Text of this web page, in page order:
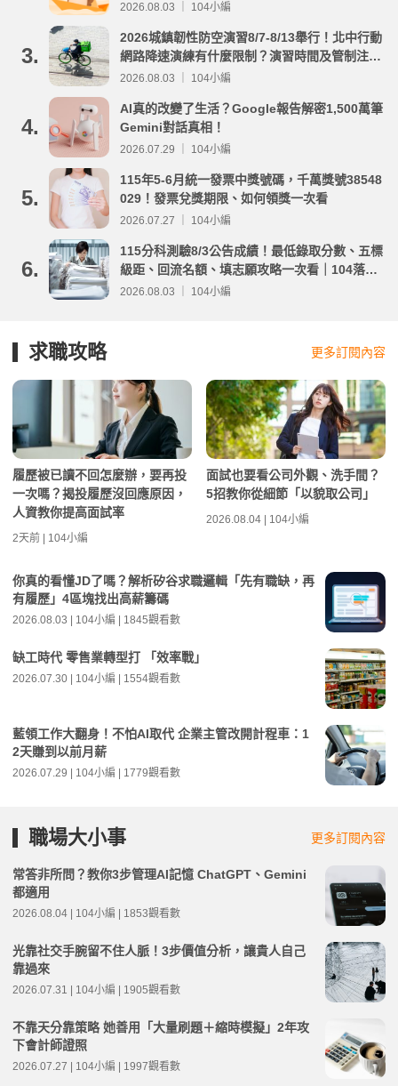
2026.08.03 ｜ 104小編
3.
2026城鎮韌性防空演習8/7-8/13舉行！北中行動
網路降速演練有什麼限制？演習時間及管制注意
事項整理
2026.08.03 ｜ 104小編
4.
AI真的改變了生活？Google報告解密1,500萬筆
Gemini對話真相！
2026.07.29 ｜ 104小編
5.
115年5-6月統一發票中獎號碼，千萬獎號38548
029！發票兌獎期限、如何領獎一次看
2026.07.27 ｜ 104小編
6.
115分科測驗8/3公告成績！最低錄取分數、五標
級距、回流名額、填志願攻略一次看｜104落點
分析
2026.08.03 ｜ 104小編
求職攻略 更多訂閱內容
履歷被已讀不回怎麼辦，要再投
一次嗎？揭投履歷沒回應原因，
人資教你提高面試率
2天前 | 104小編
面試也要看公司外觀、洗手間？
5招教你從細節「以貌取公司」
2026.08.04 | 104小編
你真的看懂JD了嗎？解析矽谷求職邏輯「先有職缺，再
有履歷」4區塊找出高薪籌碼
2026.08.03 | 104小編 | 1845觀看數
缺工時代 零售業轉型打 「效率戰」
2026.07.30 | 104小編 | 1554觀看數
藍領工作大翻身！不怕AI取代 企業主管改開計程車：1
2天賺到以前月薪
2026.07.29 | 104小編 | 1779觀看數
職場大小事 更多訂閱內容
常答非所問？教你3步管理AI記憶 ChatGPT、Gemini
都適用
2026.08.04 | 104小編 | 1853觀看數
光靠社交手腕留不住人脈！3步價值分析，讓貴人自己
靠過來
2026.07.31 | 104小編 | 1905觀看數
不靠天分靠策略 她善用「大量刷題＋縮時模擬」2年攻
下會計師證照
2026.07.27 | 104小編 | 1997觀看數